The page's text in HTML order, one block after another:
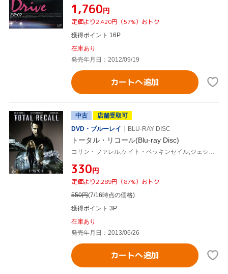
¥1,760円
定価より2,420円（57%）おトク
獲得ポイント 16P
在庫あり
発売年月日：2012/09/19
カートへ追加
中古
店舗受取可
DVD・ブルーレイ
BLU-RAY DISC
トータル・リコール(Blu-ray Disc)
¥330円
定価より2,289円（87%）おトク
550円(7/16時点の価格)
獲得ポイント 3P
在庫あり
発売年月日：2013/06/26
カートへ追加